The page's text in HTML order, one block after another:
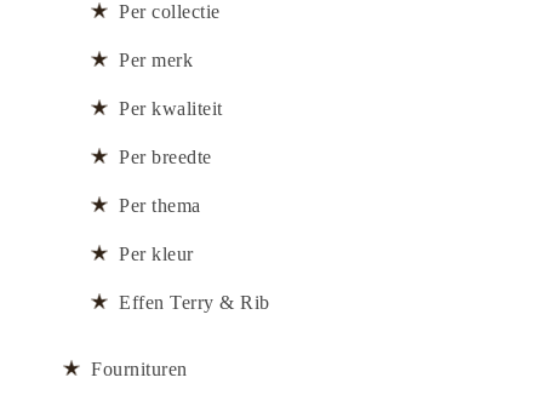
Per collectie
Per merk
Per kwaliteit
Per breedte
Per thema
Per kleur
Effen Terry & Rib
Fournituren